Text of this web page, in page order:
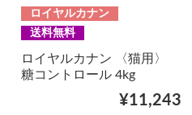
ロイヤルカナン
送料無料
ロイヤルカナン 〈猫用〉
糖コントロール 4kg
¥11,243